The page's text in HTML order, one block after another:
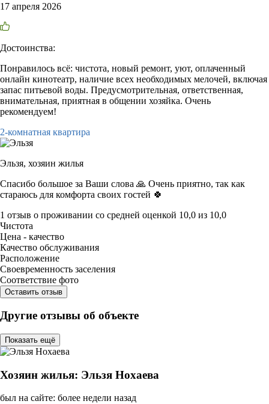
17 апреля 2026
Достоинства:
Понравилось всё: чистота, новый ремонт, уют, оплаченный
онлайн кинотеатр, наличие всех необходимых мелочей, включая
запас питьевой воды. Предусмотрительная, ответственная,
внимательная, приятная в общении хозяйка. Очень
рекомендуем!
2-комнатная квартира
Эльзя, хозяин жилья
Спасибо большое за Ваши слова 🙏 Очень приятно, так как
стараюсь для комфорта своих гостей 🍀
1 отзыв о проживании со средней оценкой 10,0 из 10,0
Чистота
Цена - качество
Качество обслуживания
Расположение
Своевременность заселения
Соответствие фото
Оставить отзыв
Другие отзывы об объекте
Показать ещё
Хозяин жилья: Эльзя Нохаева
был на сайте: более недели назад